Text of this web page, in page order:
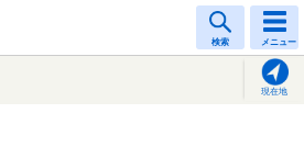
検索 メニュー
現在地